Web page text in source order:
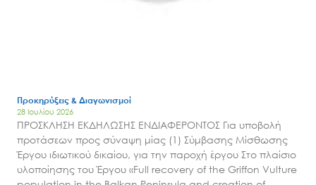
Προκηρύξεις & Διαγωνισμοί
28 Ιουλίου 2026
ΠΡΟΣΚΛΗΣΗ ΕΚΔΗΛΩΣΗΣ ΕΝΔΙΑΦΕΡΟΝΤΟΣ Για υποβολή
προτάσεων προς σύναψη μίας (1) Σύμβασης Μίσθωσης
Έργου ιδιωτικού δικαίου, για την παροχή έργου Στο πλαίσιο
υλοποίησης του Έργου «Full recovery of the Griffon Vulture